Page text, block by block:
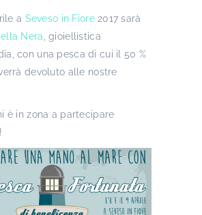
a Seveso in Fiore2017 sarà
Nera , gioiellistica
con una pesca di cui il 50 %
devoluto alle nostre
è in zona a partecipare